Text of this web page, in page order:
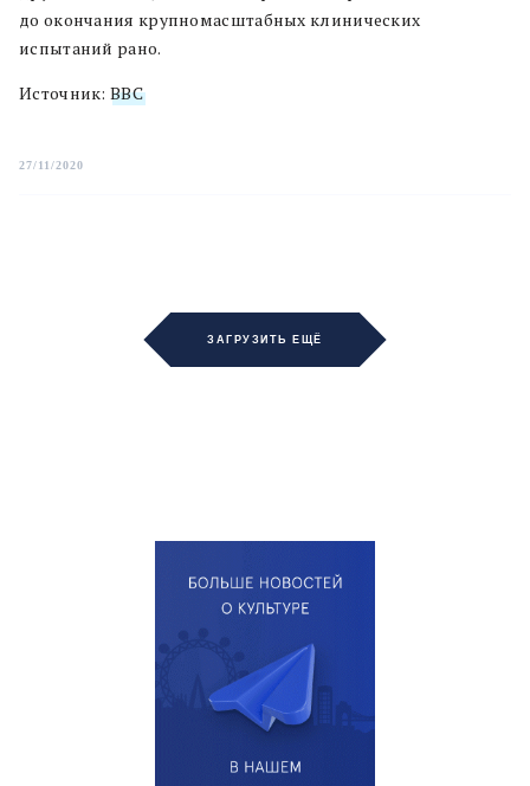
до окончания крупномасштабных клинических
испытаний рано.
Источник: BBC
27/11/2020
ЗАГРУЗИТЬ ЕЩЁ